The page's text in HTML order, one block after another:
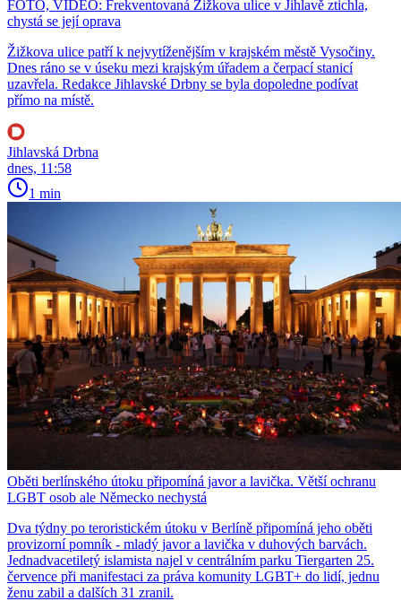
FOTO, VIDEO: Frekventovaná Žižkova ulice v Jihlavě ztichla,
chystá se její oprava
Žižkova ulice patří k nejvytíženějším v krajském městě Vysočiny.
Dnes ráno se v úseku mezi krajským úřadem a čerpací stanicí
uzavřela. Redakce Jihlavské Drbny se byla dopoledne podívat
přímo na místě.
Jihlavská Drbna
dnes, 11:58
1 min
Oběti berlínského útoku připomíná javor a lavička. Větší ochranu
LGBT osob ale Německo nechystá
Dva týdny po teroristickém útoku v Berlíně připomíná jeho oběti
provizorní pomník - mladý javor a lavička v duhových barvách.
Jednadvacetiletý islamista najel v centrálním parku Tiergarten 25.
července při manifestaci za práva komunity LGBT+ do lidí, jednu
ženu zabil a dalších 31 zranil.